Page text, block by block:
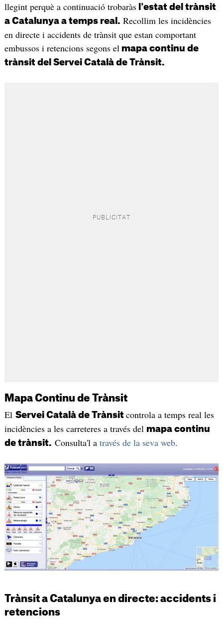
llegint perquè a continuació trobaràsl'estat del trànsit
a Catalunya a temps real. Recollim les incidències
en directe i accidents de trànsit que estan comportant
embussos i retencions segons el mapa continu de
trànsit del Servei Català de Trànsit.
Mapa Continu de Trànsit
El Servei Català de Trànsit controla a temps real les
incidències a les carreteres a través del mapa continu
de trànsit. Consulta'l a través de la seva web.
Trànsit a Catalunya en directe: accidents i
retencions